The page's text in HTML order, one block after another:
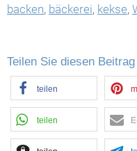
backen, bäckerei, kekse,
Teilen Sie diesen
teilen
teilen